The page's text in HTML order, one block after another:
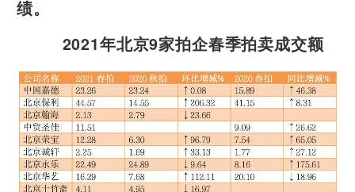
绩。
2021年北京9家拍企春季拍卖成交额